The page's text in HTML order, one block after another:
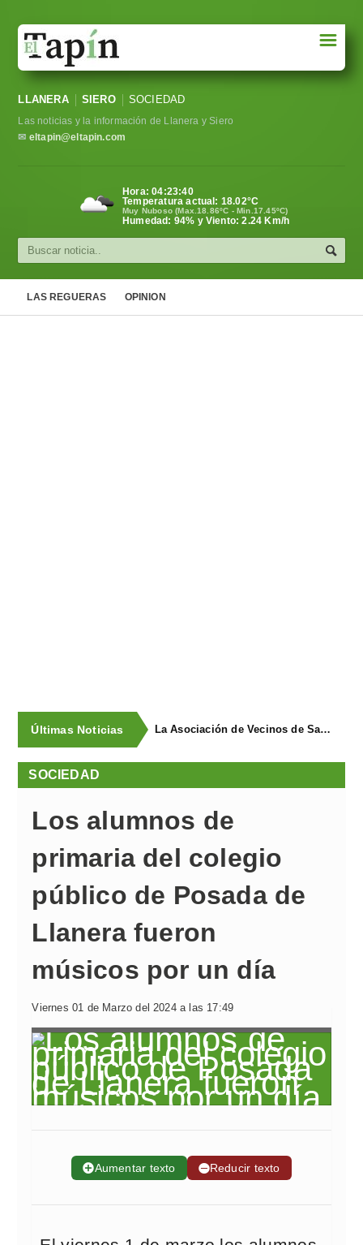
Sociedad
Política
Cultura
☰
LLANERA SIERO SOCIEDAD
Las noticias y la información de Llanera y Siero
✉ eltapin@eltapin.com
Hora:04:23:41
Temperatura actual: 18.02°C
Muy Nuboso (Max.18.86ºC - Min.17.45ºC)
Humedad: 94% y Viento: 2.24 Km/h
LAS REGUERAS OPINION
Últimas Noticias La Asociación de Vecinos de Santa Cruz descubrió los Covarones
SOCIEDAD
Los alumnos de
primaria del colegio
público de Posada de
Llanera fueron
músicos por un día
Viernes 01 de Marzo del 2024 a las 17:49
➕Aumentar texto ➖Reducir texto